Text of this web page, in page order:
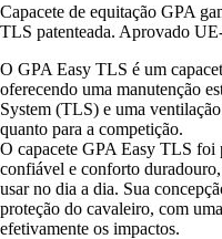
Capacete de equitação GPA
TLS patenteada. Aprovado
O GPA Easy TLS é um
oferecendo uma manutenção
System (TLS) e uma
quanto para a competição.
O capacete GPA Easy TLS foi
confiável e conforto
usar no dia a dia. Sua
proteção do cavaleiro, com
efetivamente os impactos.